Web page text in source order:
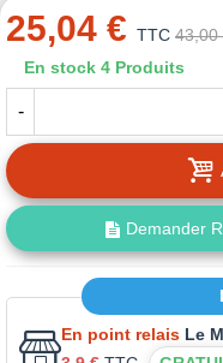
25,04 € TTC 43,00
En stock 4 Produits
-
Demander
En point relais Le